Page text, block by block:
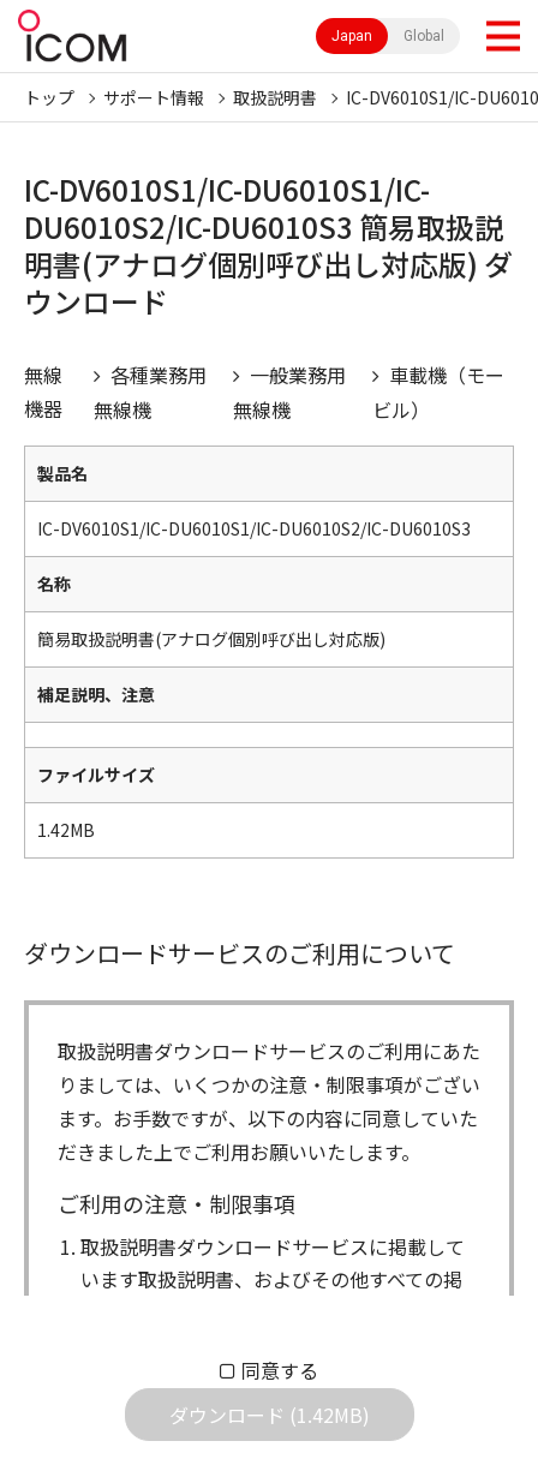
Japan Global
トップ サポート情報 取扱説明書 IC-DV6010S1/IC-
IC-DV6010S1/IC-DU6010S1/IC-
DU6010S2/IC-DU6010S3 簡易取扱説
明書(アナログ個別呼び出し対応版) ダ
ウンロード
無線
機器
各種業務用
無線機
一般業務用
無線機
車載機（モー
ビル）
製品名
IC-DV6010S1/IC-DU6010S1/IC-DU6010S2/IC-DU6010S3
名称
簡易取扱説明書(アナログ個別呼び出し対応版)
補足説明、注意
ファイルサイズ
1.42MB
ダウンロードサービスのご利用について
取扱説明書ダウンロードサービスのご利用にあた
りましては、いくつかの注意・制限事項がござい
ます。お手数ですが、以下の内容に同意していた
だきました上でご利用お願いいたします。
ご利用の注意・制限事項
取扱説明書ダウンロードサービスに掲載して
います取扱説明書、およびその他すべての掲
属します。ダウンロードした取扱説明書は、
個人が本来の目的でご使用されることは可能
ですが、権利者の許諾を得ることなく、以下
同意する
ダウンロード (1.42MB)